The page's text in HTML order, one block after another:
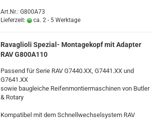
Art.Nr.: G800A73
Lieferzeit:
ca. 2 - 5 Werktage
Ra­vaglio­li Spezial-​​ Mon­ta­ge­kopf mit Ad­ap­ter
RAV G800A110
Pas­send für Serie RAV G7440.XX, G7441.XX und
G7641.XX
sowie bau­glei­che Rei­fen­mon­tier­ma­schi­nen von But­ler
& Ro­ta­ry
Kom­pa­ti­bel mit dem Schnell­wech­sel­sys­tem RAV